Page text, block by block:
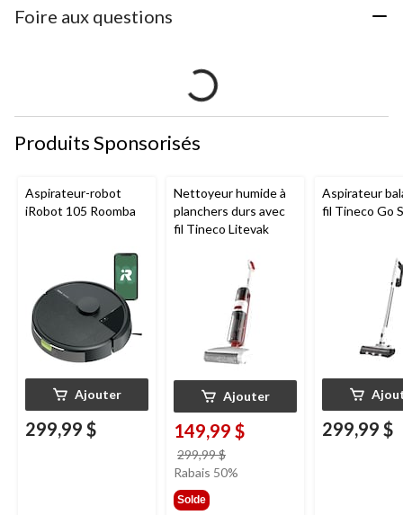
Foire aux questions
Produits Sponsorisés
Aspirateur-robot
iRobot 105 Roomba
Ajouter
299,99 $
Nettoyeur humide à
planchers durs avec
fil Tineco Litevak
Ajouter
149,99 $
299,99 $
était
Rabais 50%
Solde
Aspirateur
fil Tineco Go
299,99 $